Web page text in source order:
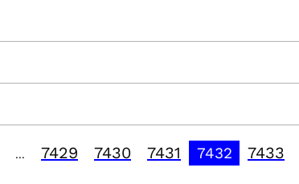
7429 7430 7431 7432 7433